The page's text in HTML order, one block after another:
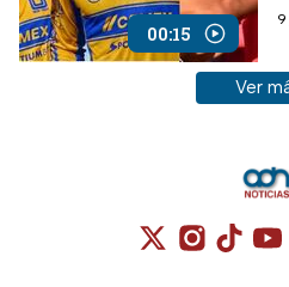
00:15
Ver
Ver
Cuenta de X
Cuenta